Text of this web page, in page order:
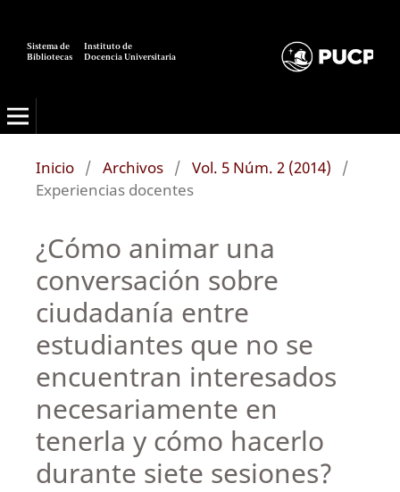
Sistema de
Bibliotecas
Instituto de
Docencia Universitaria
Inicio / Archivos / Vol. 5 Núm. 2 (2014)
/
Experiencias docentes
¿Cómo animar una
conversación sobre
ciudadanía entre
estudiantes que no se
encuentran interesados
necesariamente en
tenerla y cómo hacerlo
durante siete sesiones?